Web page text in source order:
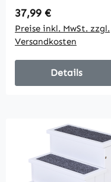
kleine bis
mittelgroße Hunde
Katzentreppe
Hunderampe
Einstiegshilfe für
Bett, Sofa, Couch
und Auto Grau
Regulärer Preis:
37,99 €
Preise inkl. MwSt. zzgl.
Versandkosten
Details